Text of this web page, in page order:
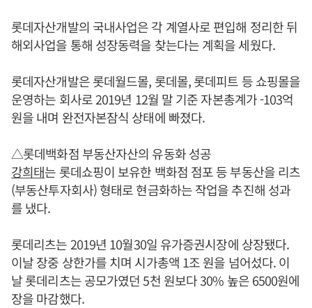
롯데자산개발의 국내사업은 각 계열사로 편입해 정리한 뒤
해외사업을 통해 성장동력을 찾는다는 계획을 세웠다.
롯데자산개발은 롯데월드몰, 롯데몰, 롯데피트 등 쇼핑몰을
운영하는 회사로 2019년 12월 말 기준 자본총계가 -103억
원을 내며 완전자본잠식 상태에 빠졌다.
△롯데백화점 부동산자산의 유동화 성공
강희태는 롯데쇼핑이 보유한 백화점 점포 등 부동산을 리츠
(부동산투자회사) 형태로 현금화하는 작업을 추진해 성과
를 냈다.
롯데리츠는 2019년 10월30일 유가증권시장에 상장됐다.
이날 장중 상한가를 치며 시가총액 1조 원을 넘어섰다. 이
날 롯데리츠는 공모가였던 5천 원보다 30% 높은 6500원에
장을 마감했다.